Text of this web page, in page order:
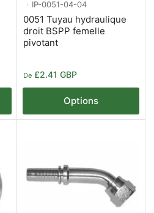
IP-0051-04-04
0051 Tuyau hydraulique
droit BSPP femelle
pivotant
Prix
De £2.41 GBP
Options